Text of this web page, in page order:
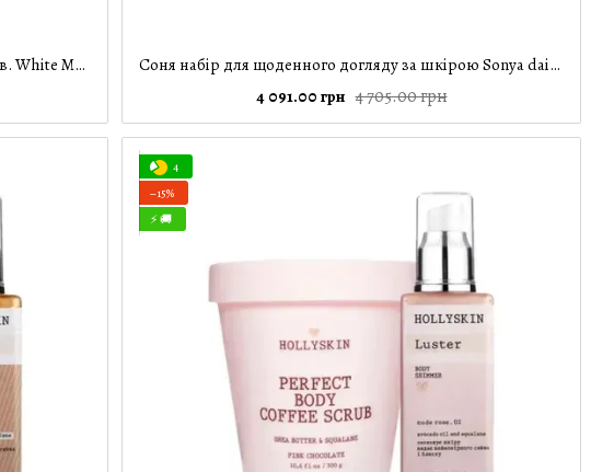
Парфумований набір косметики для чоловіків. White Moss Perfumed Men’s Essentials Set Mr.SCRUBBER Соня набір для щоденного догляду за шкірою Sonya daily skincare system
4 705.00 грн
4 091.00 грн
4
−15%
⚡ 🚚